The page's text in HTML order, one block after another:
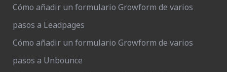
Cómo añadir un formulario Growform de varios
pasos a Leadpages
Cómo añadir un formulario Growform de varios
pasos a Unbounce